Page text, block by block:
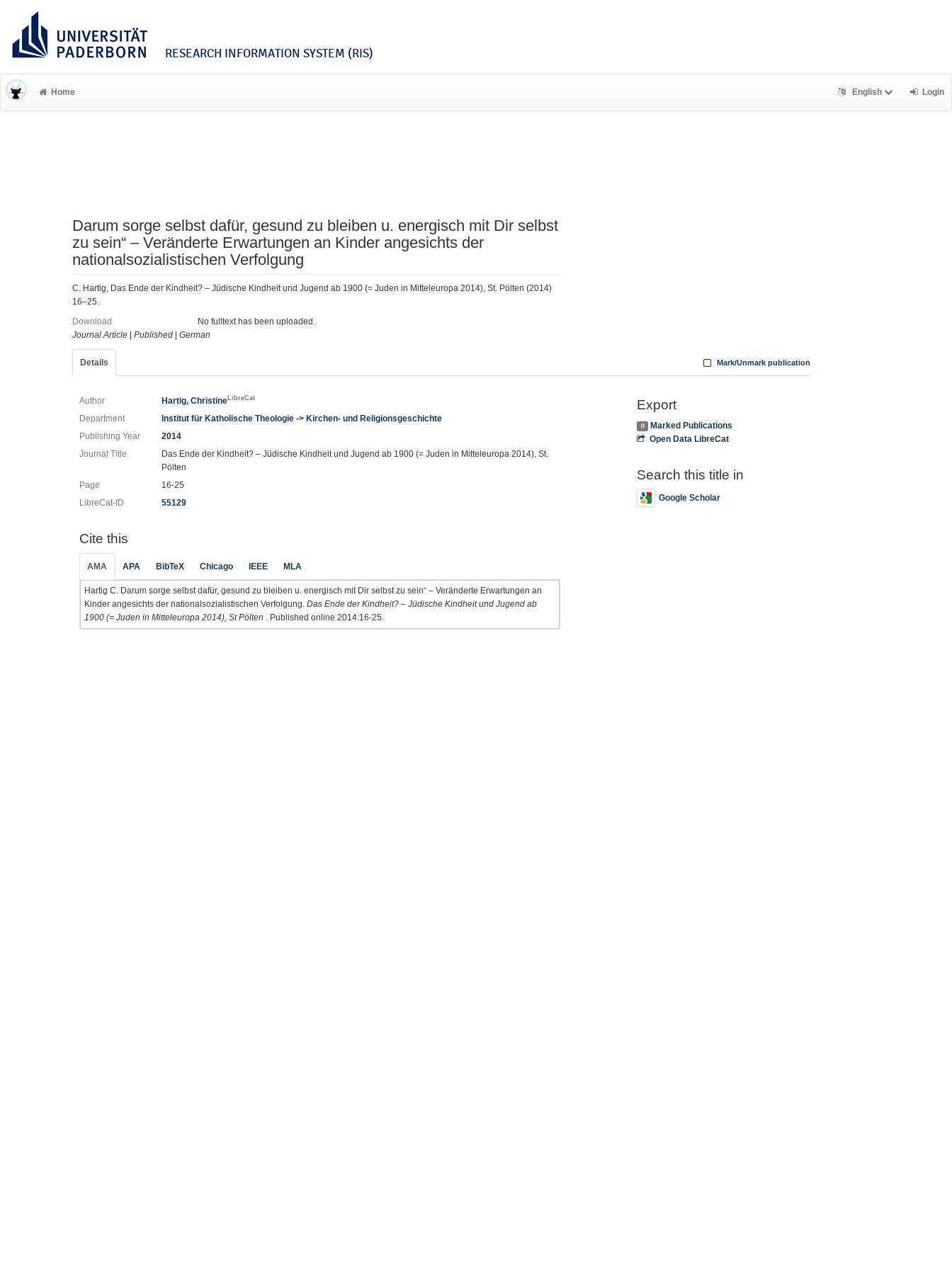
RESEARCH INFORMATION SYSTEM (RIS)
Home English Login
Darum sorge selbst dafür, gesund zu bleiben u. energisch mit Dir selbst
zu sein“ – Veränderte Erwartungen an Kinder angesichts der
nationalsozialistischen Verfolgung
C. Hartig, Das Ende der Kindheit? – Jüdische Kindheit und Jugend ab 1900 (= Juden in Mitteleuropa 2014), St. Pölten (2014)
16–25.
Download
No fulltext has been uploaded.
Journal Article
Published German
Details Mark/Unmark publication
Author Hartig, ChristineLibreCat
Department
Institut für Katholische Theologie -> Kirchen- und Religionsgeschichte
Publishing Year
2014
Journal Title
Das Ende der Kindheit? – Jüdische Kindheit und Jugend ab 1900 (= Juden in Mitteleuropa 2014), St.
Pölten
Page
16-25
LibreCat-ID
55129
Cite this
AMA APA BibTeX Chicago IEEE MLA
Hartig C. Darum sorge selbst dafür, gesund zu bleiben u. energisch mit Dir selbst zu sein“ – Veränderte Erwartungen an
Kinder angesichts der nationalsozialistischen Verfolgung. Das Ende der Kindheit? – Jüdische Kindheit und Jugend ab
1900 (= Juden in Mitteleuropa 2014), St Pölten
. Published online 2014:16-25.
Export
0
Marked Publications
Open Data LibreCat
Search this title in
Google Scholar